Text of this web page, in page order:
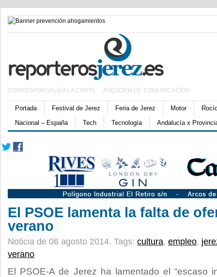
CORRESPONSALÍA A LA CARTA ASESORÍA DE COMUNICACIÓN
Portada Festival de Jerez Feria de Jerez Motor
Nacional – España
Tech Tecnología Andalucía x
El PSOE lamenta la falta de
verano
Noticia de 06 agosto 2014. Tags: cultura, empleo,
verano
El PSOE-A de Jerez ha lamentado el “escaso